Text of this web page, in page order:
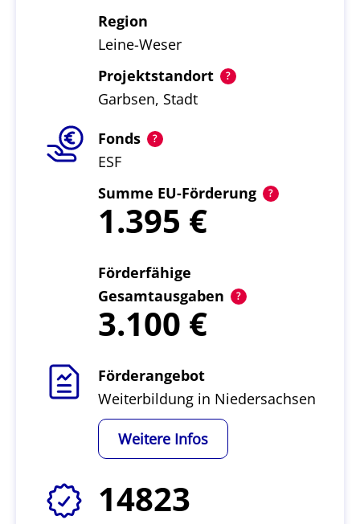
Region
Leine-Weser
Projektstandort
Garbsen, Stadt
Fonds
ESF
Summe EU-Förderung
1.395
Förderfähige
Gesamtausgaben
3.100
Förderangebot
Weiterbildung in Niedersachsen
Weitere Infos
14823